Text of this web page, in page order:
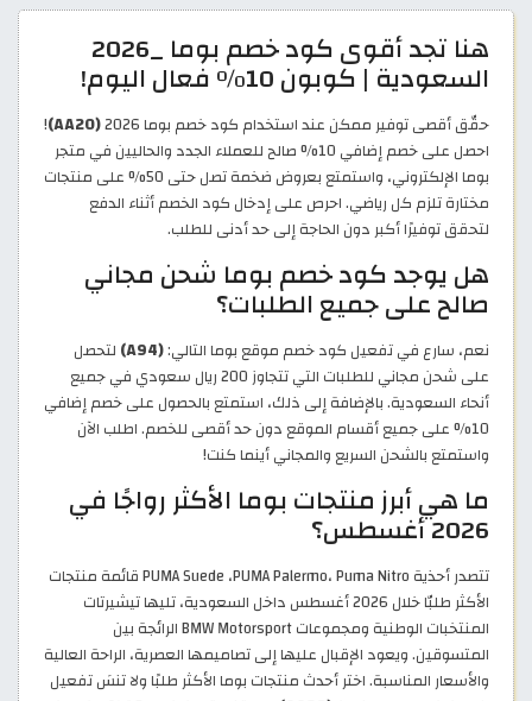
هنا تجد أقوى كود خصم بوما _2026
السعودية | كوبون 10% فعال اليوم!
حقّق أقصى توفير ممكن عند استخدام كود خصم بوما 2026 (AA20)
!
احصل على خصم إضافي 10% صالح للعملاء الجدد والحاليين في متجر
بوما الإلكتروني، واستمتع بعروض ضخمة تصل حتى 50% على منتجات
مختارة تلزم كل رياضي. احرص على إدخال كود الخصم أثناء الدفع
لتحقق توفيرًا أكبر دون الحاجة إلى حد أدنى للطلب.
هل يوجد كود خصم بوما شحن مجاني
صالح على جميع الطلبات؟
نعم، سارع في تفعيل كود خصم موقع بوما التالي:(A94)
لتحصل
على شحن مجاني للطلبات التي تتجاوز 200 ريال سعودي في جميع
أنحاء السعودية. بالإضافة إلى ذلك، استمتع بالحصول على خصم إضافي
10% على جميع أقسام الموقع دون حد أقصى للخصم. اطلب الآن
واستمتع بالشحن السريع والمجاني أينما كنت!
ما هي أبرز منتجات بوما الأكثر رواجًا في
2026 أغسطس؟
تتصدر أحذية PUMA Suede ،PUMA Palermo، Puma Nitro قائمة منتجات
الأكثر طلبّا خلال 2026 أغسطس داخل السعودية، تليها تيشيرتات
المنتخبات الوطنية ومجموعات BMW Motorsport الرائجة بين
المتسوقين. ويعود الإقبال عليها إلى تصاميمها العصرية، الراحة العالية
والأسعار المناسبة. اختر أحدث منتجات بوما الأكثر طلبًا ولا تنسَ تفعيل